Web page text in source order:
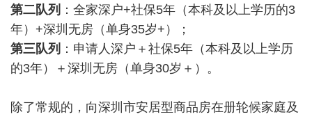
第二队列 ：全家深户+社保5年（本科及以上学历的3
年）+深圳无房（单身35岁+）；
第三队列 ：申请人深户＋社保5年（本科及以上学历
的3年）＋深圳无房（单身30岁＋）。
除了常规的，向深圳市安居型商品房在册轮候家庭及